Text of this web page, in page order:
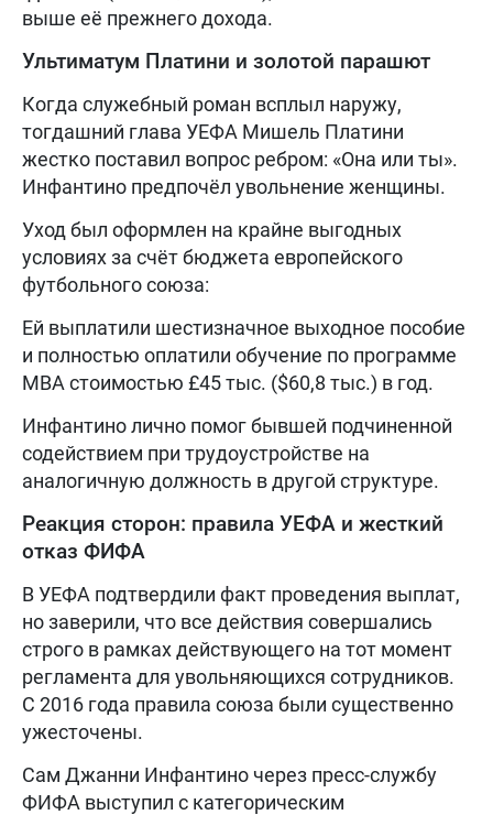
выше её прежнего дохода.
Ультиматум Платини и золотой парашют
Когда служебный роман всплыл наружу,
тогдашний глава УЕФА Мишель Платини
жестко поставил вопрос ребром: «Она или ты».
Инфантино предпочёл увольнение женщины.
Уход был оформлен на крайне выгодных
условиях за счёт бюджета европейского
футбольного союза:
Ей выплатили шестизначное выходное пособие
и полностью оплатили обучение по программе
MBA стоимостью £45 тыс. ($60,8 тыс.) в год.
Инфантино лично помог бывшей подчиненной
содействием при трудоустройстве на
аналогичную должность в другой структуре.
Реакция сторон: правила УЕФА и жесткий
отказ ФИФА
В УЕФА подтвердили факт проведения выплат,
но заверили, что все действия совершались
строго в рамках действующего на тот момент
регламента для увольняющихся сотрудников.
С 2016 года правила союза были существенно
ужесточены.
Сам Джанни Инфантино через пресс-службу
ФИФА выступил с категорическим